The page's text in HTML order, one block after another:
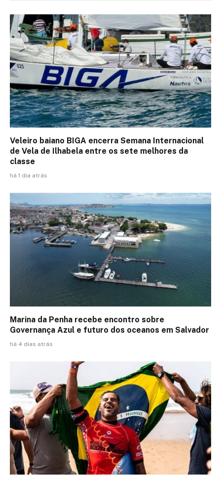
Veleiro baiano BIGA encerra Semana Internacional
de Vela de Ilhabela entre os sete melhores da
classe
há 1 dia atrás
Marina da Penha recebe encontro sobre
Governança Azul e futuro dos oceanos em Salvador
há 4 dias atrás